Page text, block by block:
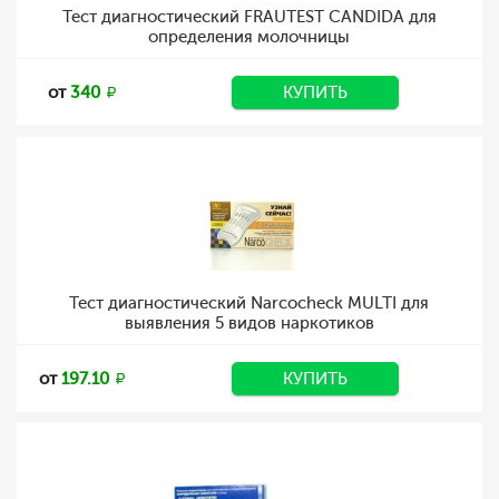
Тест диагностический FRAUTEST CANDIDA для
определения молочницы
от340 КУПИТЬ
Тест диагностический Narcocheck MULTI для
выявления 5 видов наркотиков
от197.10 КУПИТЬ